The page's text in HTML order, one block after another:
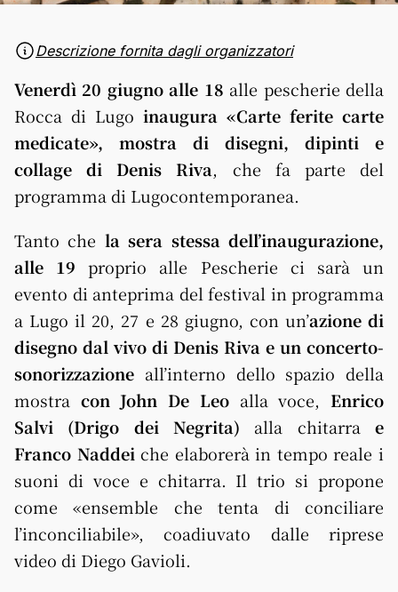
Descrizione fornita dagli organizzatori
Venerdì 20 giugno alle 18 alle pescherie della
Rocca di Lugo inaugura «Carte ferite carte
medicate», mostra di disegni, dipinti e
collage di Denis Riva, che fa parte del
programma di Lugocontemporanea.
Tanto che la sera stessa dell’inaugurazione,
alle 19proprio alle Pescherie ci sarà un
evento di anteprima del festival in programma
a Lugo il 20, 27 e 28 giugno, con un’azione di
disegno dal vivo di Denis Riva e un concerto-
sonorizzazione all’interno dello spazio della
mostra con John De Leoalla voce, Enrico
Salvi (Drigo dei Negrita) alla chitarra e
Franco Naddeiche elaborerà in tempo reale i
suoni di voce e chitarra. Il trio si propone
come «ensemble che tenta di conciliare
l’inconciliabile», coadiuvato dalle riprese
video di Diego Gavioli.